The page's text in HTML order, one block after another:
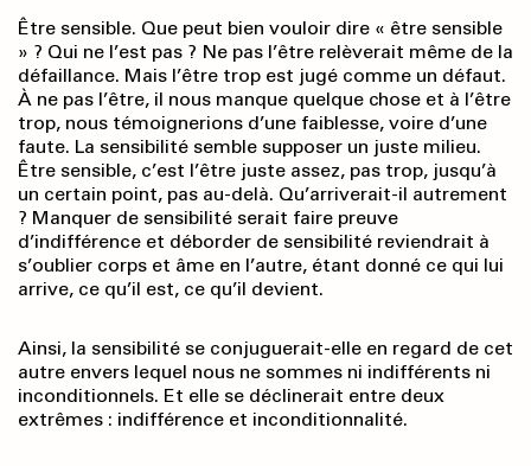
Être sensible. Que peut bien vouloir dire « être sensible
» ? Qui ne l’est pas ? Ne pas l’être relèverait même de la
défaillance. Mais l’être trop est jugé comme un défaut.
À ne pas l’être, il nous manque quelque chose et à l’être
trop, nous témoignerions d’une faiblesse, voire d’une
faute. La sensibilité semble supposer un juste milieu.
Être sensible, c’est l’être juste assez, pas trop, jusqu’à
un certain point, pas au-delà. Qu’arriverait-il autrement
? Manquer de sensibilité serait faire preuve
d’indifférence et déborder de sensibilité reviendrait à
s’oublier corps et âme en l’autre, étant donné ce qui lui
arrive, ce qu’il est, ce qu’il devient.
Ainsi, la sensibilité se conjuguerait-elle en regard de cet
autre envers lequel nous ne sommes ni indifférents ni
inconditionnels. Et elle se déclinerait entre deux
extrêmes : indifférence et inconditionnalité.